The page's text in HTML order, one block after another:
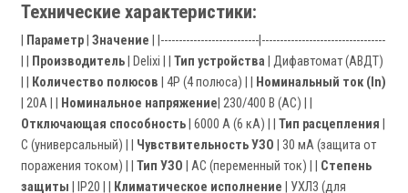
Технические характеристики:
Параметр Значение | |---------------------------|----------------------------------
Производитель | Delixi | | Тип устройства | Дифавтомат (АВДТ)
Количество полюсов | 4P (4 полюса) | |
Номинальный ток (In)
| 20А | |
Номинальное напряжение | 230/400 В (AC) | |
Отключающая способность | 6000 А (6 кА) | | Тип расцепления
C (универсальный) | | Чувствительность УЗО | 30 мА (защита от
поражения током) | | Тип УЗО | AC (переменный ток) | | Степень
защиты | IP20 | | Климатическое исполнение | УХЛ3 (для